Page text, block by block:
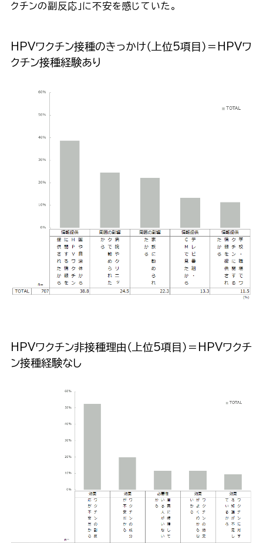
クチンの副反応」に不安を感じていた。
HPVワクチン接種のきっかけ（上位5項目）＝HPVワ
クチン接種経験あり
HPVワクチン非接種理由（上位5項目）＝HPVワクチ
ン接種経験なし